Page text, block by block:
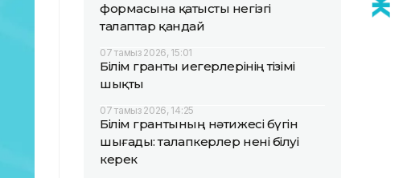
формасына қатысты негізгі
талаптар қандай
07 тамыз 2026, 15:01
Білім гранты иегерлерінің тізімі
шықты
07 тамыз 2026, 14:25
Білім грантының нәтижесі бүгін
шығады: талапкерлер нені білуі
керек